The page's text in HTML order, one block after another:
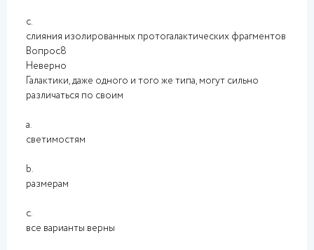
c.
слияния изолированных протогалактических фрагментов
Вопрос8
Неверно
Галактики, даже одного и того же типа, могут сильно
различаться по своим
a.
светимостям
b.
размерам
c.
все варианты верны